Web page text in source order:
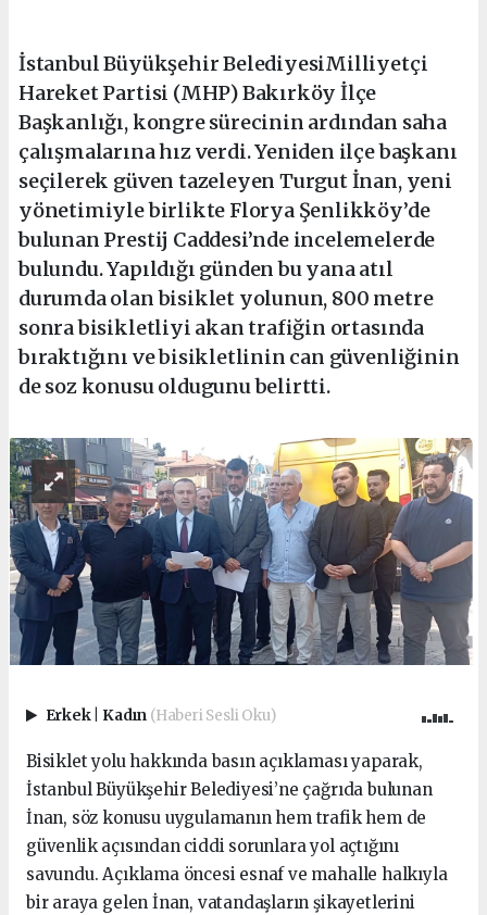
İstanbul Büyükşehir BelediyesiMilliyetçi
Hareket Partisi (MHP) Bakırköy İlçe
Başkanlığı, kongre sürecinin ardından saha
çalışmalarına hız verdi. Yeniden ilçe başkanı
seçilerek güven tazeleyen Turgut İnan, yeni
yönetimiyle birlikte Florya Şenlikköy’de
bulunan Prestij Caddesi’nde incelemelerde
bulundu. Yapıldığı günden bu yana atıl
durumda olan bisiklet yolunun, 800 metre
sonra bisikletliyi akan trafiğin ortasında
bıraktığını ve bisikletlinin can güvenliğinin
de soz konusu oldugunu belirtti.
Erkek Kadın (Haberi Sesli Oku)
Bisiklet yolu hakkında basın açıklaması yaparak,
İstanbul Büyükşehir Belediyesi’ne çağrıda bulunan
İnan, söz konusu uygulamanın hem trafik hem de
güvenlik açısından ciddi sorunlara yol açtığını
savundu. Açıklama öncesi esnaf ve mahalle halkıyla
bir araya gelen İnan, vatandaşların şikayetlerini